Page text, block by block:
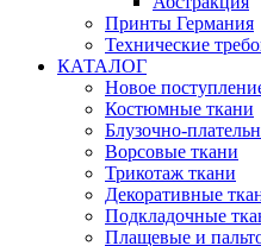
Принты Германия
Технические
КАТАЛОГ
Новое
Костюмные ткани
Блузочно-
Ворсовые ткани
Трикотаж ткани
Декоративные
Подкладочные
Плащевые и